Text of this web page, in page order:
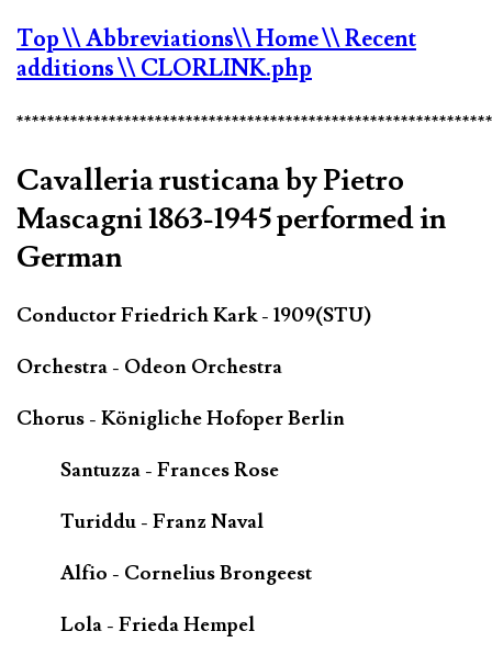
Top\\ Abbreviations\\ Home\\ Recent
additions\\ CLORLINK.php
Cavalleria rusticana by Pietro
Mascagni 1863-1945 performed in
German
Conductor Friedrich Kark - 1909(STU)
Orchestra - Odeon Orchestra
Chorus - Königliche Hofoper Berlin
Santuzza - Frances Rose
Turiddu - Franz Naval
Alfio - Cornelius Brongeest
Lola - Frieda Hempel